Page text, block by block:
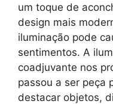
um toque de
design mais
iluminação pode
sentimentos. A
coadjuvante nos
passou a ser peça
destacar objetos,